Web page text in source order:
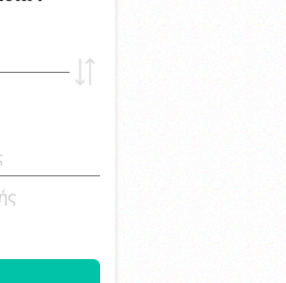
του Σωτήρος
Ανακαινίζουμε το κλειστό "Γιάννης
του 1974